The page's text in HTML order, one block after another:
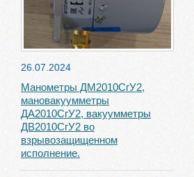
26.07.2024
Манометры ДМ2010СгУ2,
мановакуумметры
ДА2010СгУ2, вакуумметры
ДВ2010СгУ2 во
взрывозащищенном
исполнение.